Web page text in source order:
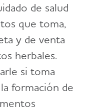
de salud
que toma,
y de venta
herbales.
si toma
formación de